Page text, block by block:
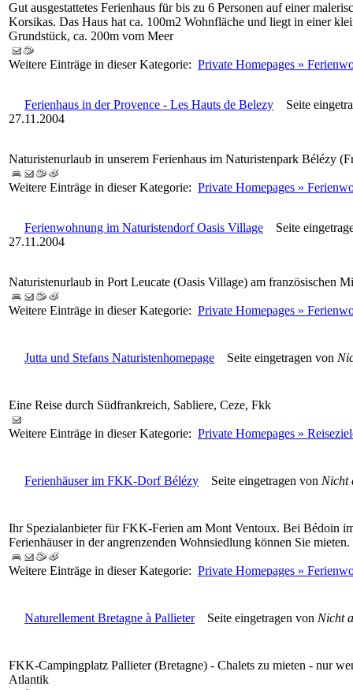
Gut ausgestattetes Ferienhaus für bis zu 6 Personen auf einer
Korsikas. Das Haus hat ca. 100m2 Wohnfläche und liegt in einer
Grundstück, ca. 200m vom Meer
Weitere Einträge in dieser Kategorie: Private Homepages »
Ferienhaus in der Provence - Les Hauts de Belezy Seite
27.11.2004
Naturistenurlaub in unserem Ferienhaus im Naturistenpark Bélézy
Weitere Einträge in dieser Kategorie: Private Homepages »
Ferienwohnung im Naturistendorf Oasis Village Seite
27.11.2004
Naturistenurlaub in Port Leucate (Oasis Village) am französischen
Weitere Einträge in dieser Kategorie: Private Homepages »
Jutta und Stefans Naturistenhomepage Seite eingetragen von
Eine Reise durch Südfrankreich, Sabliere, Ceze, Fkk
Weitere Einträge in dieser Kategorie: Private Homepages »
Ferienhäuser im FKK-Dorf Bélézy Seite eingetragen von Nicht
Ihr Spezialanbieter für FKK-Ferien am Mont Ventoux. Bei Bédoin
Ferienhäuser in der angrenzenden Wohnsiedlung können Sie mieten.
Weitere Einträge in dieser Kategorie: Private Homepages »
Naturellement Bretagne à PallieterSeite eingetragen von Nicht
FKK-Campingplatz Pallieter (Bretagne) - Chalets zu mieten - nur
Atlantik